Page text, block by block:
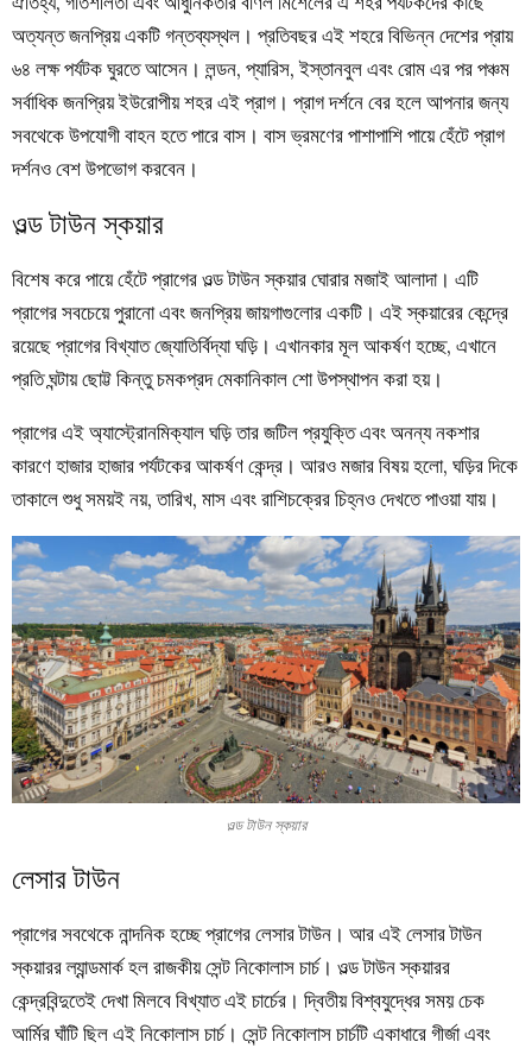
অত্যন্ত জনপ্রিয় একটি গন্তব্যস্থল। প্রতিবছর এই শহরে বিভিন্ন দেশের প্রায়
৬৪ লক্ষ পর্যটক ঘুরতে আসেন। লন্ডন, প্যারিস, ইস্তানবুল এবং রোম এর পর পঞ্চম
সর্বাধিক জনপ্রিয় ইউরোপীয় শহর এই প্রাগ। প্রাগ দর্শনে বের হলে আপনার জন্য
সবথেকে উপযোগী বাহন হতে পারে বাস। বাস ভ্রমণের পাশাপাশি পায়ে হেঁটে প্রাগ
দর্শনও বেশ উপভোগ করবেন।
ওল্ড টাউন স্কয়ার
বিশেষ করে পায়ে হেঁটে প্রাগের ওল্ড টাউন স্কয়ার ঘোরার মজাই আলাদা। এটি
প্রাগের সবচেয়ে পুরানো এবং জনপ্রিয় জায়গাগুলোর একটি। এই স্কয়ারের কেন্দ্রে
রয়েছে প্রাগের বিখ্যাত জ্যোতির্বিদ্যা ঘড়ি। এখানকার মূল আকর্ষণ হচ্ছে, এখানে
প্রতি ঘন্টায় ছোট্ট কিন্তু চমকপ্রদ মেকানিকাল শো উপস্থাপন করা হয়।
প্রাগের এই অ্যাস্ট্রোনমিক্যাল ঘড়ি তার জটিল প্রযুক্তি এবং অনন্য নকশার
কারণে হাজার হাজার পর্যটকের আকর্ষণ কেন্দ্র। আরও মজার বিষয় হলো, ঘড়ির দিকে
তাকালে শুধু সময়ই নয়, তারিখ, মাস এবং রাশিচক্রের চিহ্নও দেখতে পাওয়া যায়।
ওল্ড টাউন স্কয়ার
লেসার টাউন
প্রাগের সবথেকে নান্দনিক হচ্ছে প্রাগের লেসার টাউন। আর এই লেসার টাউন
স্কয়ারর ল্যান্ডমার্ক হল রাজকীয় সেন্ট নিকোলাস চার্চ। ওল্ড টাউন স্কয়ারর
কেন্দ্রবিন্দুতেই দেখা মিলবে বিখ্যাত এই চার্চের। দ্বিতীয় বিশ্বযুদ্ধের সময় চেক
আর্মির ঘাঁটি ছিল এই নিকোলাস চার্চ। সেন্ট নিকোলাস চার্চটি একাধারে গীর্জা এবং